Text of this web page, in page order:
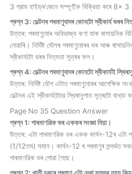
3 গ্রাম হাইড্ৰ’জেনে সম্পূর্ণকৈ বিক্রিয়া কৰে 8×
প্ৰশ্ন 3: ডেল্টনৰ পৰমাণুবাদৰ কোনটো স্বীকার্য ভৰৰ
উত্তৰ: পৰমাণুবোৰ অবিভাজ্য কণা যাক ৰাসায়নিক
নোৱাৰি। নির্দিষ্ট মৌলৰ পৰমাণুবোৰৰ ভৰ আৰু
স্বীকাৰ্যটো ভৰৰ নিত্যতা সূত্ৰৰ ফল।
প্ৰশ্ন 4: ডেল্টনৰ পৰমাণুবাদৰ কোনটো স্বীকাৰ্যই
উত্তৰ: নিৰ্দিষ্ট যৌগ এটাত পৰমাণুবোৰৰ আপেক্ষিক
ডেল্টনৰ এই স্বীকাৰ্যটোৱে স্থিৰানুপাত সূত্ৰটো বাখ্যা
Page No 35 Question Answer
প্ৰশ্ন 1: পাৰমাণৱিক ভৰ এককৰ সংজ্ঞা দিয়া।
উত্তৰ: এটা পাৰমাণৱিক ভৰ একক কাৰ্বন-12ৰ এটা
(1/12তম) সমান। কাৰ্বন-12 ৰ পৰমাণুৰ সন্দৰ্ভত
পাৰমাণৱিক ভৰ পোৱা গৈছে।